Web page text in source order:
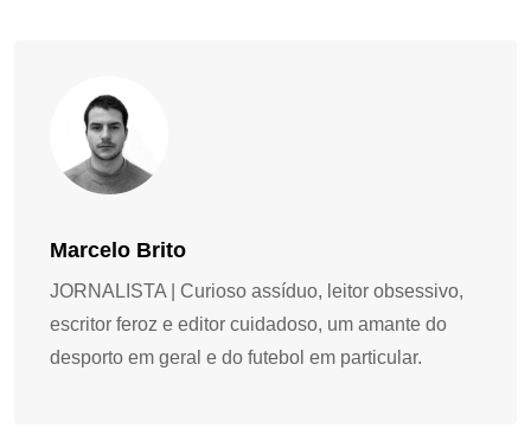
Marcelo Brito
JORNALISTA | Curioso assíduo, leitor obsessivo,
escritor feroz e editor cuidadoso, um amante do
desporto em geral e do futebol em particular.